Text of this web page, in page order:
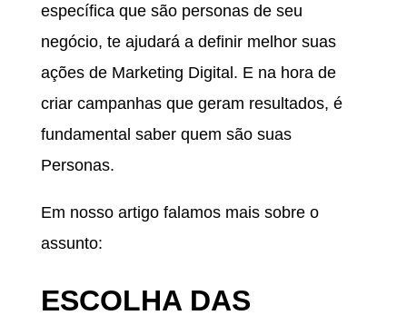
específica que são personas de seu
negócio, te ajudará a definir melhor suas
ações de Marketing Digital. E na hora de
criar campanhas que geram resultados, é
fundamental saber quem são suas
Personas.
Em nosso artigo falamos mais sobre o
assunto:
ESCOLHA DAS